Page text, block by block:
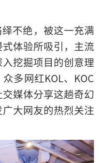
不绝，被这一充满
体验所吸引，主流
挖掘项目的创意理
多网红KOL、KOC
媒体分享这趟奇幻
大网友的热烈关注